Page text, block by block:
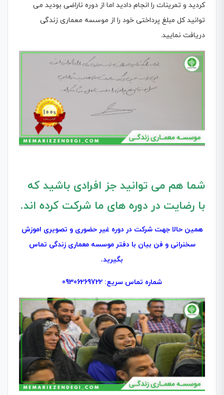
کردید و تمرینات را انجام دادید اما از دوره ناراضی بودید می
توانید کل مبلغ پرداختی خود را از موسسه معماری زندگی
دریافت نمایید.
شما هم می توانید جز افرادی باشید که
با رضایت در دوره های ما شرکت کرده اند.
همین حالا جهت شرکت در دوره غیر حضوری و تصویری اموزش
سخنرانی و فن بیان با دفتر موسسه معماری زندگی تماس
بگیرید.
شماره تماس سریع: 09306269722